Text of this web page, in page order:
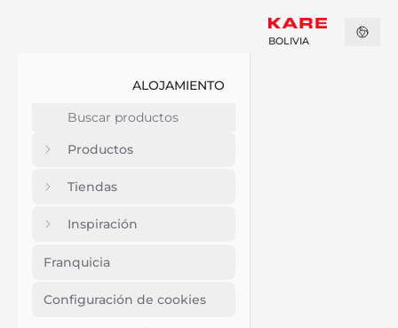
ALOJAMIENTO
Productos
Tiendas
Inspiración
Franquicia
Configuración de cookies
BOLIVIA